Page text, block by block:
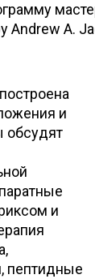
Andrew A.
и
обсудят
и
пептидные